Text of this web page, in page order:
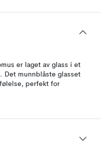
er laget av glass i et
Det munnblåste glasset
perfekt for